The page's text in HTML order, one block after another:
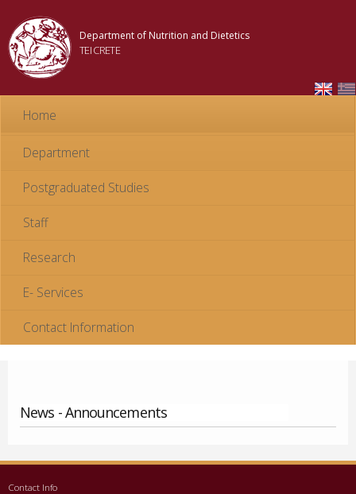
content
Department of Nutrition and Dietetics
TEI CRETE
Home
Department
Postgraduated Studies
Staff
Research
E- Services
Contact Information
News - Announcements
Contact Info